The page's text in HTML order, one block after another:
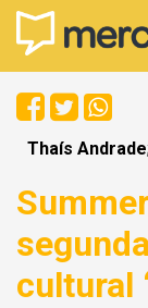
Thaís Andrade
cultural